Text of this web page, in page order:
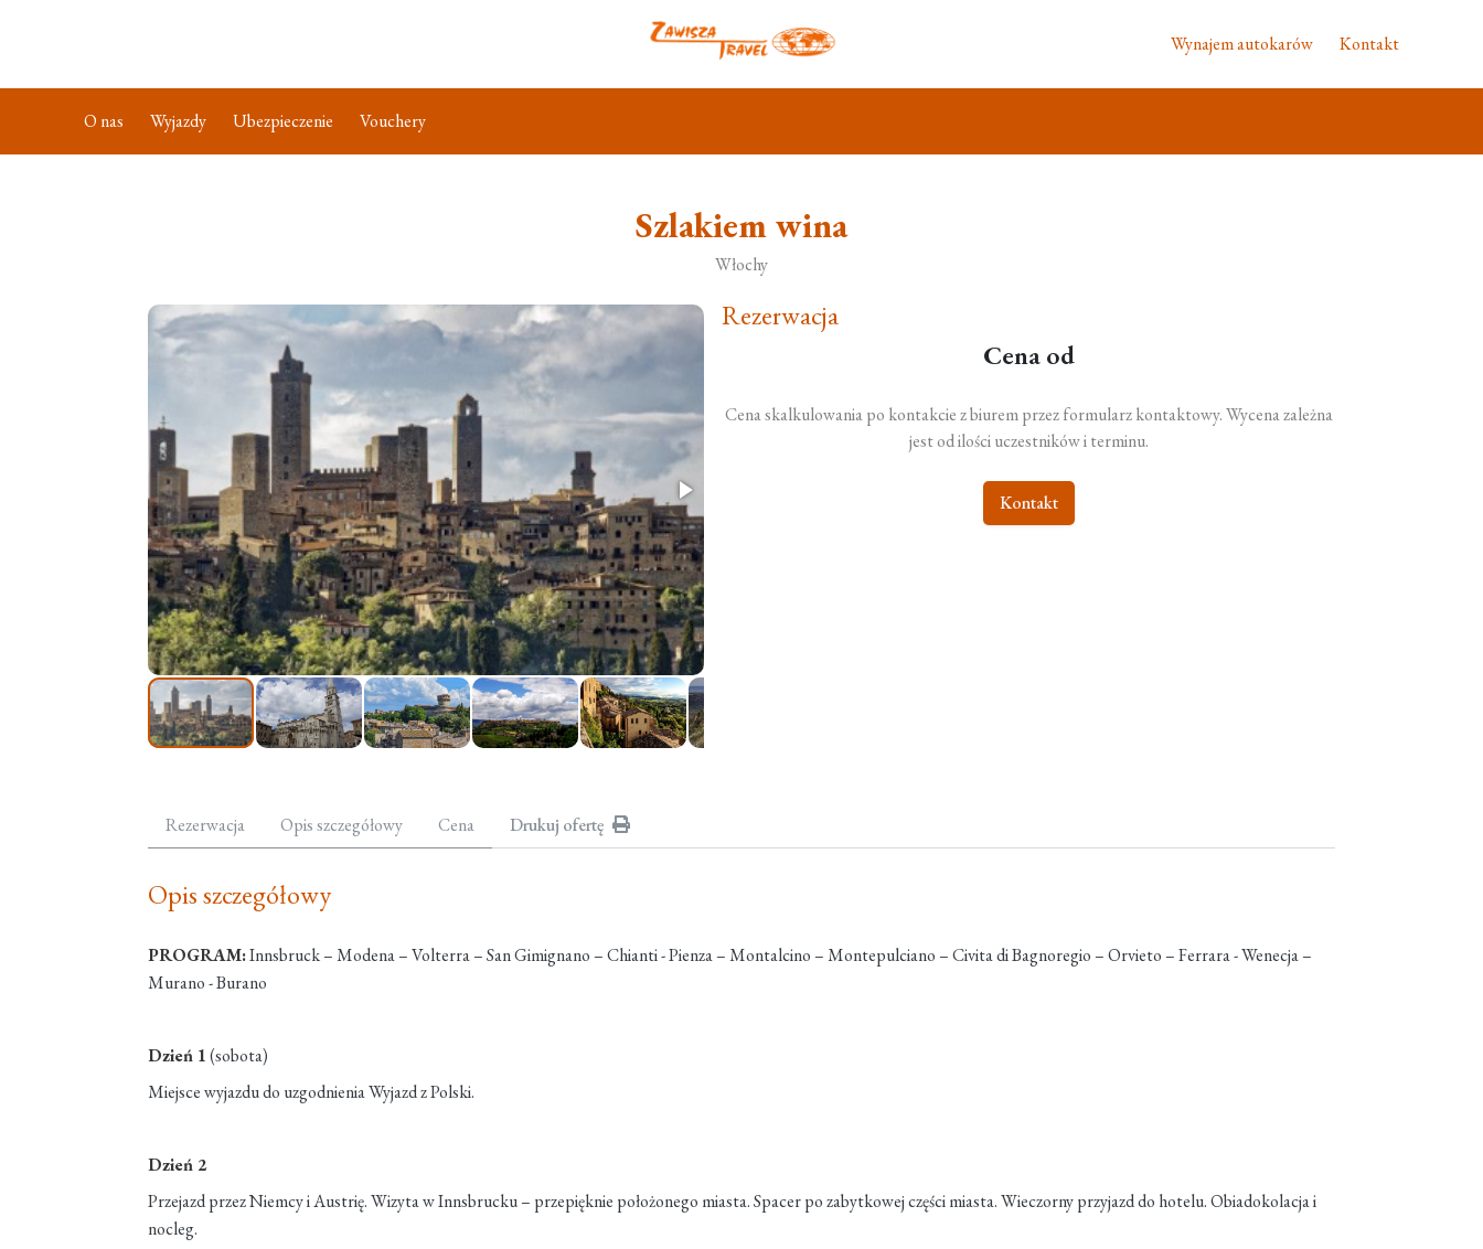
Wynajem autokarów Kontakt
O nas Wyjazdy Ubezpieczenie Vouchery
Szlakiem wina
Włochy
Rezerwacja
Cena od
Cena skalkulowania po kontakcie z biurem przez formularz kontaktowy. Wycena zależna
jest od ilości uczestników i terminu.
Kontakt
Rezerwacja Opis szczegółowy Cena Drukuj ofertę
Opis szczegółowy
PROGRAM:Innsbruck – Modena – Volterra – San Gimignano – Chianti - Pienza – Montalcino – Montepulciano – Civita di Bagnoregio – Orvieto – Ferrara - Wenecja –
Murano - Burano
Dzień 1(sobota)
Miejsce wyjazdu do uzgodnienia Wyjazd z Polski.
Dzień 2
Przejazd przez Niemcy i Austrię. Wizyta w Innsbrucku – przepięknie położonego miasta. Spacer po zabytkowej części miasta. Wieczorny przyjazd do hotelu. Obiadokolacja i
nocleg.